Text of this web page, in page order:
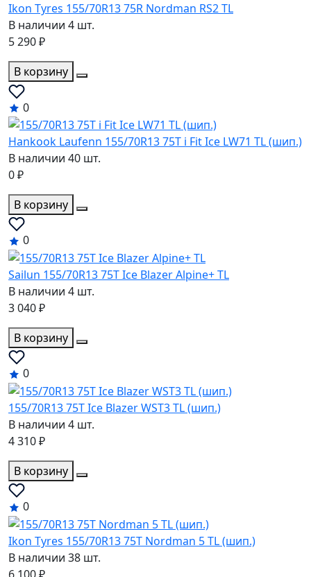
Ikon Tyres 155/70R13 75R Nordman RS2 TL
В наличии 4 шт.
5 290 ₽
В корзину
0
Hankook Laufenn 155/70R13 75T i Fit Ice LW71 TL (шип.)
В наличии 40 шт.
0 ₽
В корзину
0
Sailun 155/70R13 75T Ice Blazer Alpine+ TL
В наличии 4 шт.
3 040 ₽
В корзину
0
155/70R13 75T Ice Blazer WST3 TL (шип.)
В наличии 4 шт.
4 310 ₽
В корзину
0
Ikon Tyres 155/70R13 75T Nordman 5 TL (шип.)
В наличии 38 шт.